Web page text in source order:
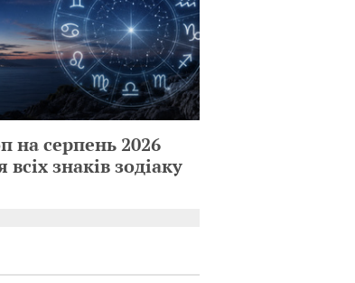
на серпень 2026
всіх знаків зодіаку